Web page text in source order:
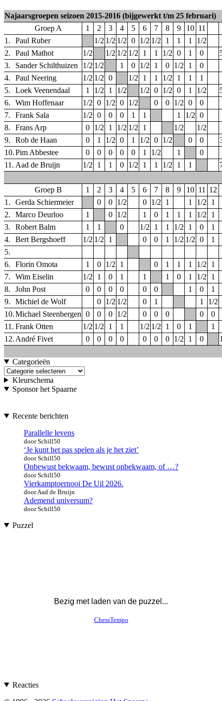
Najaarsgroepen seizoen 2015-2016 (bijgewerkt t/m 25 februari)
Groep A
1 2 3 4 5 6 7 8 9 10 11
1.
Paul Ruber 1/2 1/2 1/2 0 1/2 1/2 1 1 1
1/2
2.
Paul Mathot 1/2 1/2 1/2 1/2 1 1 1/2 0 1 0
3.
Sander Schilthuizen 1/2 1/2 1 0 1/2 1 0 1/2 1
0
4.
Paul Neering 1/2 1/2 0 1/2 1 1 1/2 1 1
1
5.
Loek Veenendaal 1 1/2 1 1/2 1/2 0 1/2 0 1 1/2
6.
Wim Hoffenaar 1/2 0 1/2 0 1/2 0 0 1/2 0
0
7.
Frank Sala 1/2 0 0 0 1 1 1 1/2 0
8.
Frans Arp 0 1/2 1 1/2 1/2 1 1/2
1/2
9.
Rob de Haan 0 1 1/2 0 1 1/2 0 1/2 0 0
10.Pim Abbestee 0 0 0 0 0 1 1/2 1
0
11. Aad de Bruijn 1/2 1 1 0 1/2 1 1 1/2 1 1
Groep B 1 2 3 4 5 6 7 8 9 10 11
12
1.
Gerda Schiermeier 0 0 1/2 0 1/2 1 1 1/2
1
2.
Marco Deurloo 1 0 1/2 1 0 1 1 1 1/2
1
3.
Robert Balm 1 1 0 1/2 1 1 1/2 1 0
1
4.
Bert Bergshoeff 1/2 1/2 1 0 0 1 1/2 1/2 0
1
5.
6.
Florin Omota 1 0 1/2 1 0 1 1 1 1/2
1
7.
Wim Eiselin 1/2 1 0 1 1 1 0 1 1/2
1
8.
John Post 0 0 0 0 0 0 1 0
1
9.
Michiel de Wolf 0 1/2 1/2 0 1 1
1/2
10.Michael Steenbergen 0 0 0 1/2 0 0 0 0
0
11. Frank Otten 1/2 1/2 1 1 1/2 1/2 1 0 1
1
12. André Fivet 0 0 0 0 0 0 0 1/2 1 0
Categorieën
Categorieën
Kleurschema
Sponsor het Spaarne
Recente berichten
Parallelle levens
door Schill50
‘Je kunt het pas spelen als je het ziet’
door Schill50
Onbewust bekwaam, bewust onbekwaam, of …?
door Schill50
Vierkamptoernooi De Uil 2026.
door Aad de Bruijn
Ademend universum?
door Schill50
Puzzel
Reacties